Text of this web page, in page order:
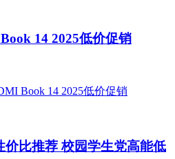
14 2025低价促销
价比推荐 校园学生党高能低